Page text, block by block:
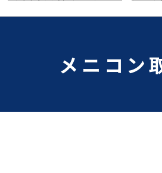
メニコン